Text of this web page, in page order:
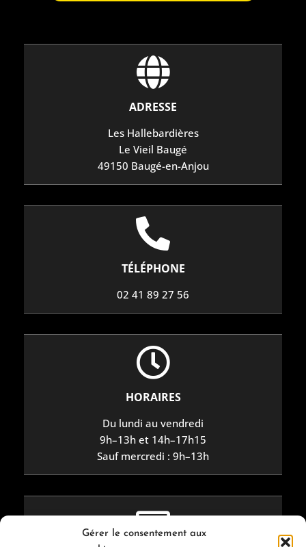
Gérer le consentement aux
ADRESSE
Les Hallebardières
Le Vieil Baugé
49150 Baugé-en-Anjou
TÉLÉPHONE
02 41 89 27 56
HORAIRES
Du lundi au vendredi
9h–13h et 14h–17h15
Sauf mercredi : 9h–13h